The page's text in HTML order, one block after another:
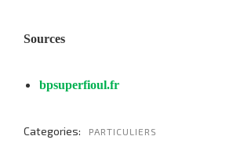
Sources
bpsuperfioul.fr
Categories: PARTICULIERS